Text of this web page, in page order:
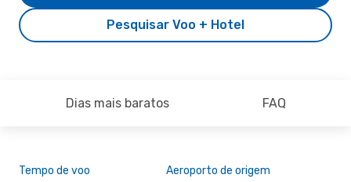
Pesquisar Voo + Hotel
Dias mais baratos FAQ
Tempo de voo Aeroporto de origem